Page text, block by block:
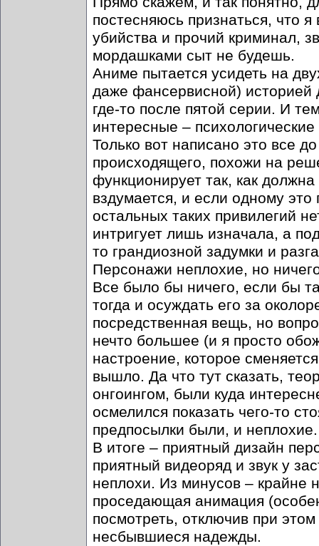
постесняюсь признаться, что
убийства и прочий криминал,
мордашками сыт не будешь.
Аниме пытается усидеть на
даже фансервисной) историей
где-то после пятой серии. И
интересные –
Только вот написано это все
происходящего, похожи на
функционирует так, как
вздумается, и если одному это
остальных таких привилегий
интригует лишь изначала, а
то грандиозной задумки и
Персонажи неплохие, но
Все было бы ничего, если бы
тогда и осуждать его за
посредственная вещь, но
нечто большее (и я просто
настроение, которое
вышло. Да что тут сказать,
онгоингом, были куда
осмелился показать чего-то
предпосылки были, и неплохие.
В итоге – приятный дизайн
приятный видеоряд и звук у
неплохи. Из минусов – крайне
проседающая анимация
посмотреть, отключив при
несбывшиеся надежды.